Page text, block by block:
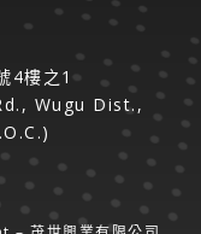
4樓之1
Wugu Dist.,